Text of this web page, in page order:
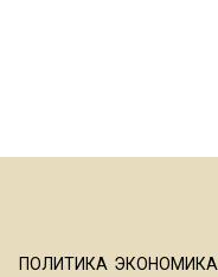
ПОЛИТИКА ЭКОНОМИКА